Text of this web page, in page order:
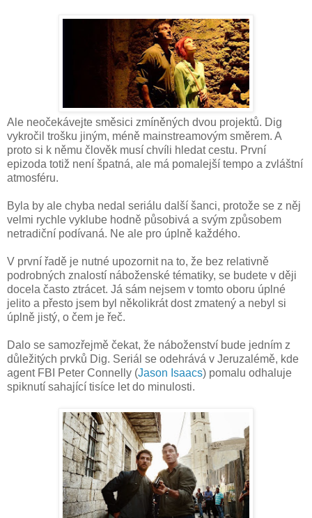
Ale neočekávejte směsici zmíněných dvou projektů. Dig
vykročil trošku jiným, méně mainstreamovým směrem. A
proto si k němu člověk musí chvíli hledat cestu. První
epizoda totiž není špatná, ale má pomalejší tempo a zvláštní
atmosféru.
Byla by ale chyba nedal seriálu další šanci, protože se z něj
velmi rychle vyklube hodně působivá a svým způsobem
netradiční podívaná. Ne ale pro úplně každého.
V první řadě je nutné upozornit na to, že bez relativně
podrobných znalostí náboženské tématiky, se budete v ději
docela často ztrácet. Já sám nejsem v tomto oboru úplné
jelito a přesto jsem byl několikrát dost zmatený a nebyl si
úplně jistý, o čem je řeč.
Dalo se samozřejmě čekat, že náboženství bude jedním z
důležitých prvků Dig. Seriál se odehrává v Jeruzalémě, kde
agent FBI Peter Connelly (Jason Isaacs) pomalu odhaluje
spiknutí sahající tisíce let do minulosti.